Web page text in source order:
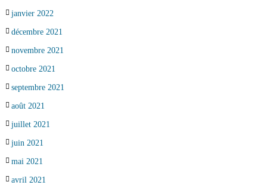
janvier 2022
décembre 2021
novembre 2021
octobre 2021
septembre 2021
août 2021
juillet 2021
juin 2021
mai 2021
avril 2021